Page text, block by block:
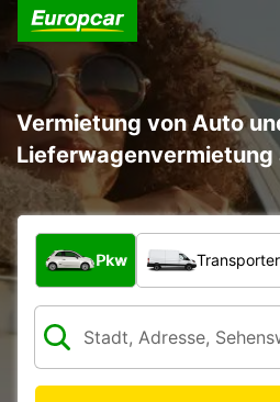
Vermietung von Auto
Lieferwagenvermietung
Welche Art von Fahrzeug?
Pkw